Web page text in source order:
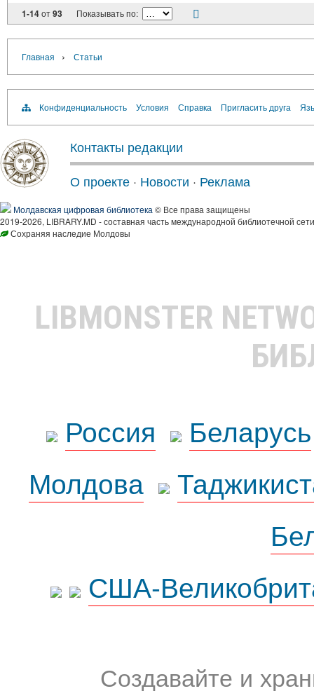
1-14от93 Показывать по:
Главная › Статьи
Конфиденциальность Условия Справка Пригласить друга
Контакты редакции
О проекте · Новости · Реклама
Молдавская цифровая библиотека © Все права защищены
2019-2026, LIBRARY.MD - составная часть международной библиотечной
Сохраняя наследие Молдовы
LIBMONSTER
Россия
Беларусь
Молдова
США-
Создавайте и